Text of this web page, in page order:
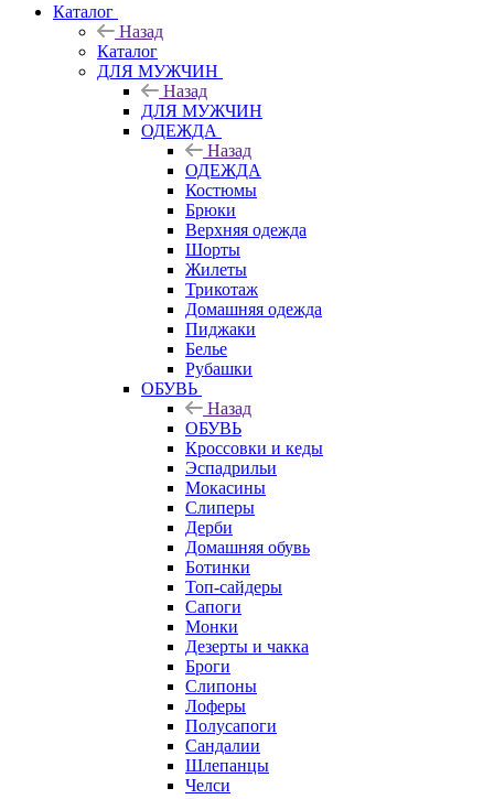
Каталог
Назад
Каталог
ДЛЯ МУЖЧИН
Назад
ДЛЯ МУЖЧИН
ОДЕЖДА
Назад
ОДЕЖДА
Костюмы
Брюки
Верхняя одежда
Шорты
Жилеты
Трикотаж
Домашняя одежда
Пиджаки
Белье
Рубашки
ОБУВЬ
Назад
ОБУВЬ
Кроссовки и кеды
Эспадрильи
Мокасины
Слиперы
Дерби
Домашняя обувь
Ботинки
Топ-сайдеры
Сапоги
Монки
Дезерты и чакка
Броги
Слипоны
Лоферы
Полусапоги
Сандалии
Шлепанцы
Челси